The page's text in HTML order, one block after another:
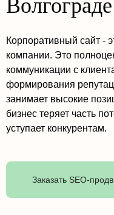
Волгограде
Корпоративный сайт -
компании. Это
коммуникации с
формирования
занимает высокие
бизнес теряет часть
уступает конкурентам.
Заказать SEO-